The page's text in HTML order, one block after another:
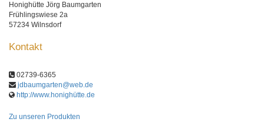
Honighütte Jörg Baumgarten
Frühlingswiese 2a
57234 Wilnsdorf
Kontakt
02739-6365
jdbaumgarten@web.de
http://www.honighütte.de
Zu unseren Produkten